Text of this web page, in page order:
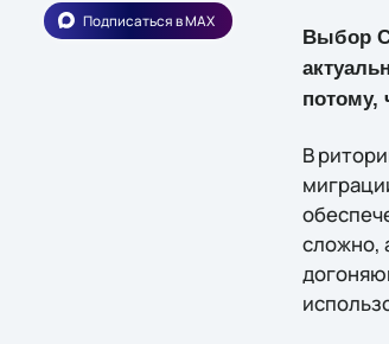
Подписаться в MAX
Выбор
потому,
В
сложно,